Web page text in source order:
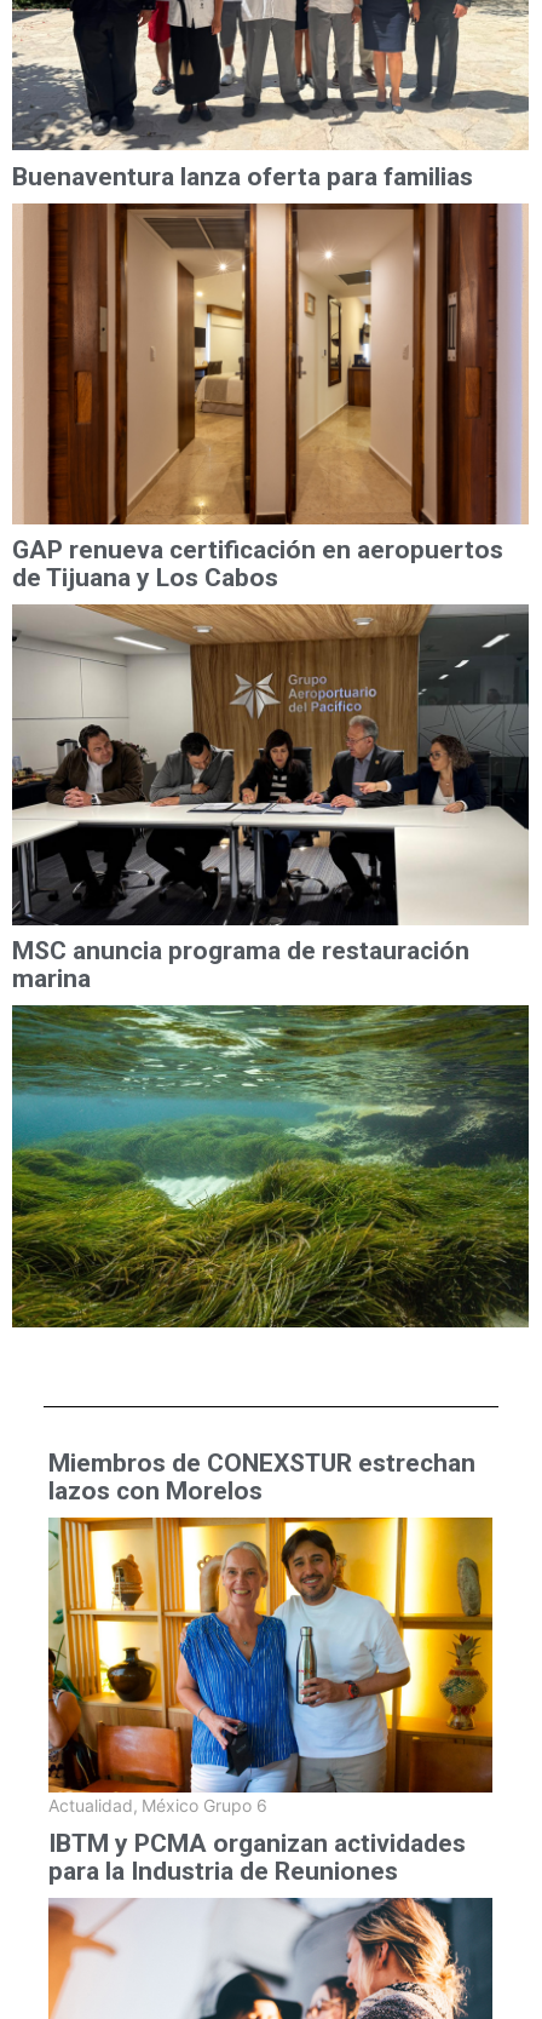
Buenaventura lanza oferta para familias
GAP renueva certificación en aeropuertos
de Tijuana y Los Cabos
MSC anuncia programa de restauración
marina
Miembros de CONEXSTUR estrechan
lazos con Morelos
Actualidad, México Grupo 6
IBTM y PCMA organizan actividades
para la Industria de Reuniones